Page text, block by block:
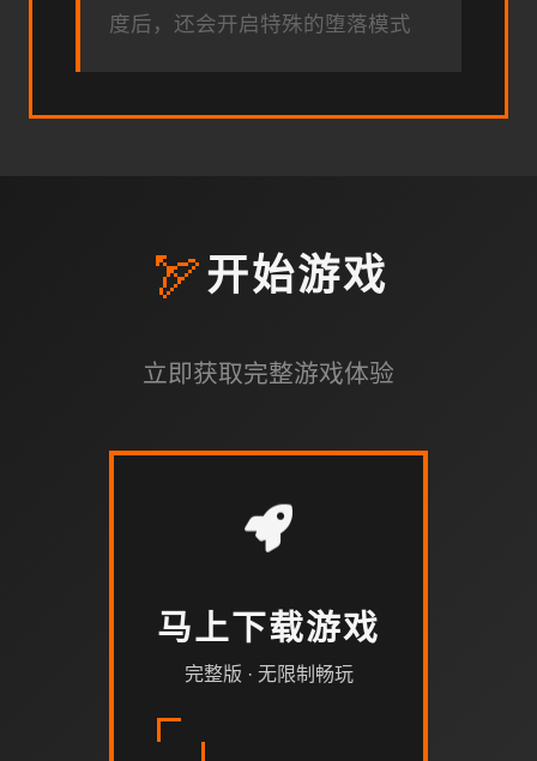
度后，还会开启特殊的堕落模式
🏹开始游戏
立即获取完整游戏体验
马上下载游戏
完整版 · 无限制畅玩